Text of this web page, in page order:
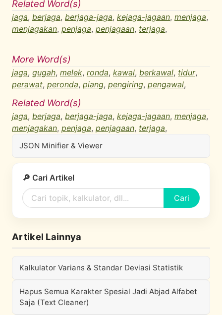
Related Word(s)
jaga, berjaga, berjaga-jaga, kejaga-jagaan, menjaga,
menjagakan, penjaga, penjagaan, terjaga,
More Word(s)
jaga, gugah, melek, ronda, kawal, berkawal, tidur,
perawat, peronda, piang, pengiring, pengawal,
Related Word(s)
jaga, berjaga, berjaga-jaga, kejaga-jagaan, menjaga,
menjagakan, penjaga, penjagaan, terjaga,
JSON Minifier & Viewer
🔎 Cari Artikel
Cari
Artikel Lainnya
Kalkulator Varians & Standar Deviasi Statistik
Hapus Semua Karakter Spesial Jadi Abjad Alfabet
Saja (Text Cleaner)